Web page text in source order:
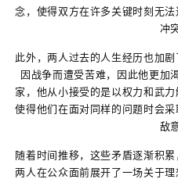
念，使得双方在许多关键时刻无
冲
此外，两人过去的人生经历也加
因战争而遭受苦难，因此他更加
家，他从小接受的是以权力和武
使得他们在面对同样的问题时会
敌
随着时间推移，这些矛盾逐渐积
两人在公众面前展开了一场关于